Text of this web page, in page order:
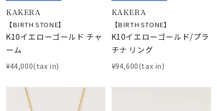
KAKERA
【BIRTH STONE】
K10イエローゴールド チャ
ーム
¥44,000(tax in)
KAKERA
【BIRTH STONE】
K10イエローゴールド/プラ
チナ リング
¥94,600(tax in)